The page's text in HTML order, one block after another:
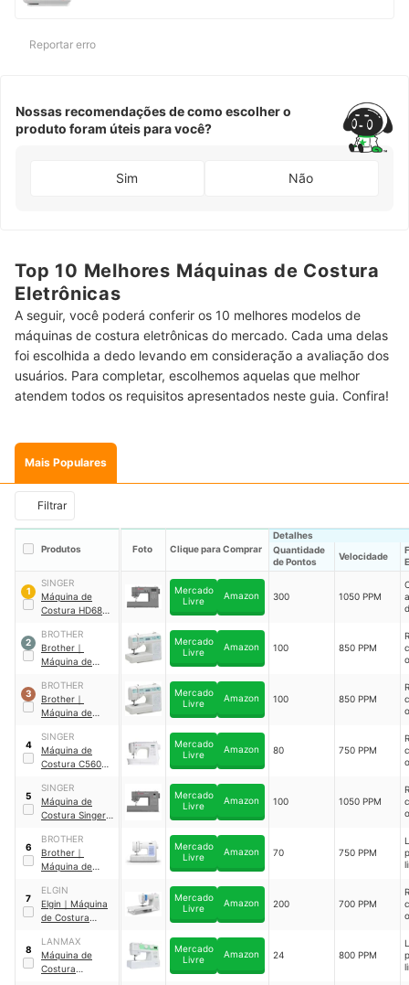
Reportar erro
Nossas recomendações de como escolher o
produto foram úteis para você?
Sim Não
Top 10 Melhores Máquinas de Costura
Eletrônicas
A seguir, você poderá conferir os 10 melhores modelos de
máquinas de costura eletrônicas do mercado. Cada uma delas
foi escolhida a dedo levando em consideração a avaliação dos
usuários. Para completar, escolhemos aquelas que melhor
atendem todos os requisitos apresentados neste guia. Confira!
Mais Populares
Filtrar
Produtos Foto Clique para Comprar
Detalhes
Quantidade
de Pontos
Velocidade
1
SINGER
Máquina de
Costura HD6805
Mercado
Livre
Amazon 300 1050 PPM
2
BROTHER
Brother ｜
Máquina de
SQ9100
Mercado
Livre
Amazon 100 850 PPM
3
BROTHER
Brother ｜
Máquina de
Computadorizad
a｜QB9110LDV
Mercado
Livre
Amazon 100 850 PPM
4
SINGER
Máquina de
Costura C5605
Mercado
Livre
Amazon 80 750 PPM
5
SINGER
Máquina de
Costura Singer
HD6605
Mercado
Livre
Amazon 100 1050 PPM
6
BROTHER
Brother ｜
Máquina de
Computadorizad
a｜CE7700BRDV
Mercado
Livre
Amazon 70 750 PPM
7
ELGIN
Elgin ｜ Máquina
de Costura
Premium Plus
JX-11000
Mercado
Livre
Amazon 200 700 PPM
8
LANMAX
Máquina de
Costura
Mercado
Livre
Amazon 24 800 PPM